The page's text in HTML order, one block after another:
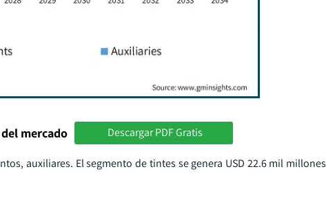
mercado Descargar PDF Gratis
auxiliares. El segmento de tintes se genera USD 22.6 mil millones